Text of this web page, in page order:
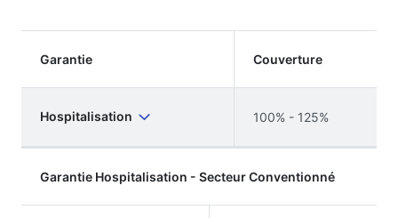
Garantie Couverture
Hospitalisation 100% - 125%
Garantie Hospitalisation - Secteur Conventionné